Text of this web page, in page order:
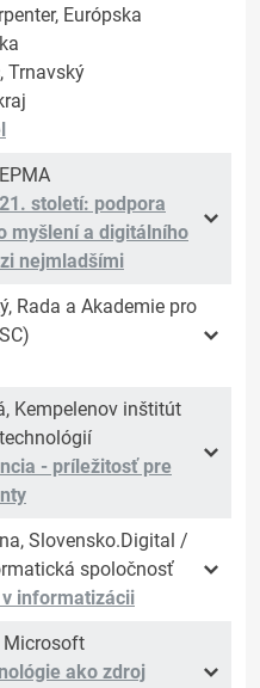
Európska
Trnavský
století: podpora
myšlení a digitálního
nejmladšími
Rada a Akademie pro
Kempelenov inštitút
- príležitosť pre
Slovensko.Digital /
spoločnosť
informatizácii
Microsoft
ako zdroj